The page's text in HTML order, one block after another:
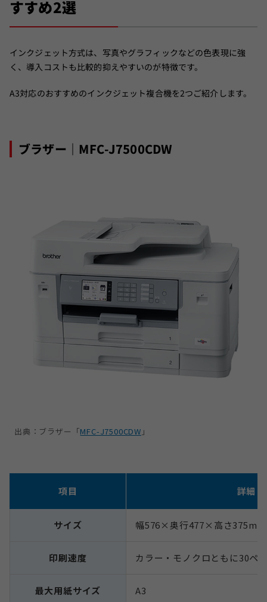
すすめ2選
インクジェット方式は、写真やグラフィックなどの色表現に強
く、導入コストも比較的抑えやすいのが特徴です。
A3対応のおすすめのインクジェット複合機を2つご紹介します。
ブラザー｜MFC-J7500CDW
出典：ブラザー「MFC-J7500CDW 」
項目 詳細
サイズ 幅576×奥行477×高さ375mm
印刷速度 カラー・モノクロともに30ペ
最大用紙サイズ A3